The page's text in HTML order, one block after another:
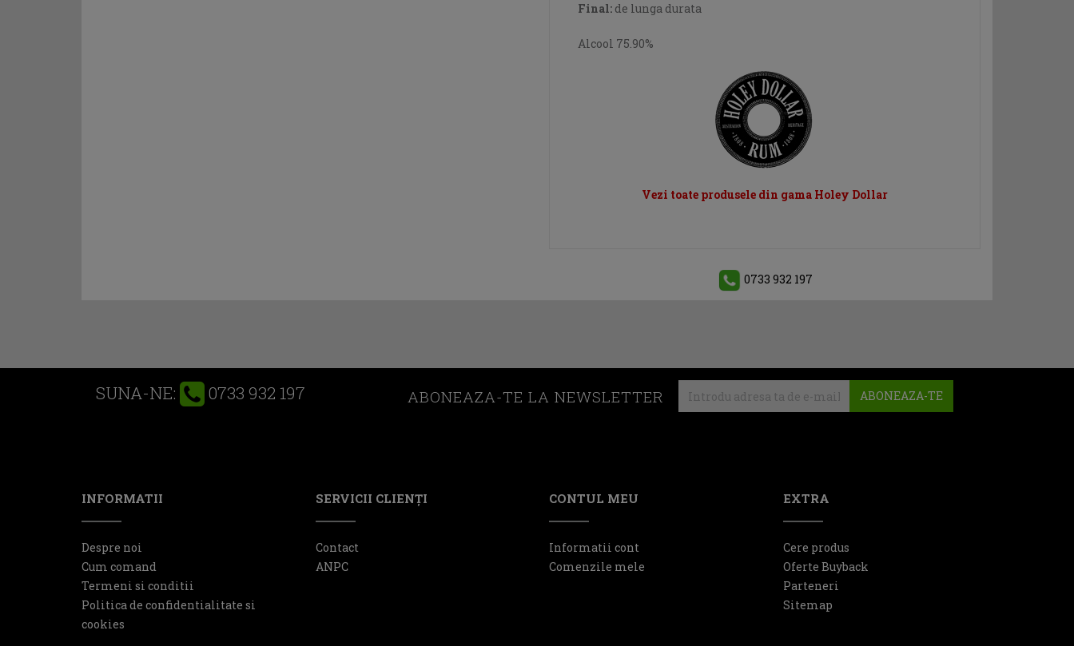
Final: de lunga durata
Alcool 75.90%
Vezi toate produsele din gama Holey Dollar
0733 932 197
SUNA-NE: 0733 932 197 ABONEAZA-TE LA NEWSLETTER ABONEAZA-TE
INFORMATII
Despre noi
Cum comand
Termeni si conditii
Politica de confidentialitate si
cookies
SERVICII CLIENŢI
Contact
ANPC
CONTUL MEU
Informatii cont
Comenzile mele
EXTRA
Cere produs
Oferte Buyback
Parteneri
Sitemap